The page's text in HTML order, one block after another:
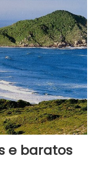
e baratos